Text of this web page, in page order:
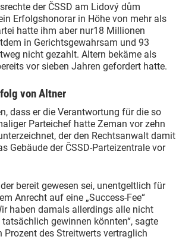
der ČSSD am Lidový dům
Erfolgshonorar in Höhe von mehr als
hatte ihm aber nur18 Millionen
in Gerichtsgewahrsam und 93
nicht gezahlt. Altern bekäme als
vor sieben Jahren gefordert hatte.
von Altner
dass er die Verantwortung für die so
Parteichef hatte Zeman vor zehn
der den Rechtsanwalt damit
Gebäude der ČSSD-Parteizentrale vor
bereit gewesen sei, unentgeltlich für
Anrecht auf eine „Success-Fee“
haben damals allerdings alle nicht
gewinnen könnten“, sagte
des Streitwerts vertraglich